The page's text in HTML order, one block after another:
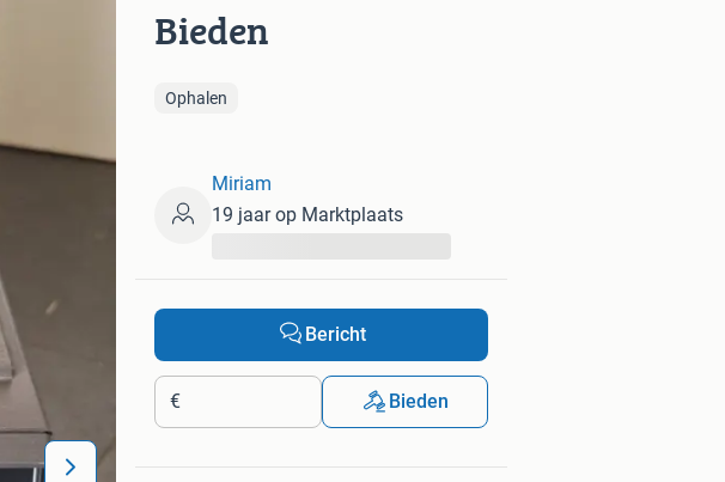
Bieden
Ophalen
Miriam
19 jaar op Marktplaats
Bericht
€ Bieden